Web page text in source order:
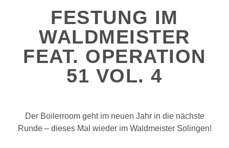
FESTUNG IM
WALDMEISTER
FEAT. OPERATION
51 VOL. 4
Der Boilerroom geht im neuen Jahr in die nächste
Runde – dieses Mal wieder im Waldmeister Solingen!